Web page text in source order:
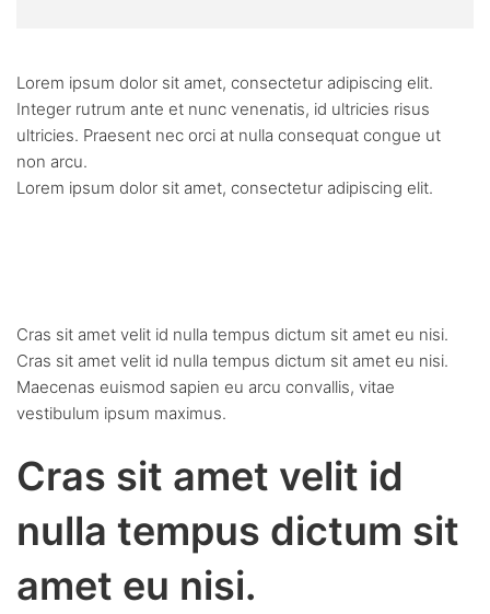
Lorem ipsum dolor sit amet, consectetur adipiscing elit.
Integer rutrum ante et nunc venenatis, id ultricies risus
ultricies. Praesent nec orci at nulla consequat congue ut
non arcu.
Lorem ipsum dolor sit amet, consectetur adipiscing elit.
Cras sit amet velit id nulla tempus dictum sit amet eu nisi.
Cras sit amet velit id nulla tempus dictum sit amet eu nisi.
Maecenas euismod sapien eu arcu convallis, vitae
vestibulum ipsum maximus.
Cras sit amet velit id
nulla tempus dictum sit
amet eu nisi.